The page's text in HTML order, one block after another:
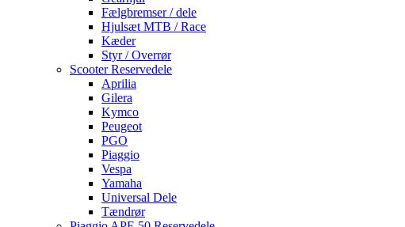
Fælgbremser / dele
Hjulsæt MTB / Race
Kæder
Styr / Overrør
Scooter Reservedele
Aprilia
Gilera
Kymco
Peugeot
PGO
Piaggio
Vespa
Yamaha
Universal Dele
Tændrør